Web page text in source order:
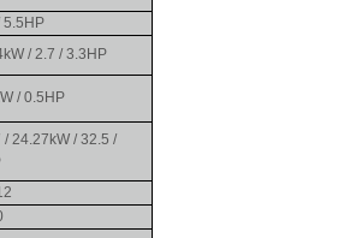
5.5HP
/ 2.7 / 3.3HP
/ 0.5HP
/ 24.27kW / 32.5 /